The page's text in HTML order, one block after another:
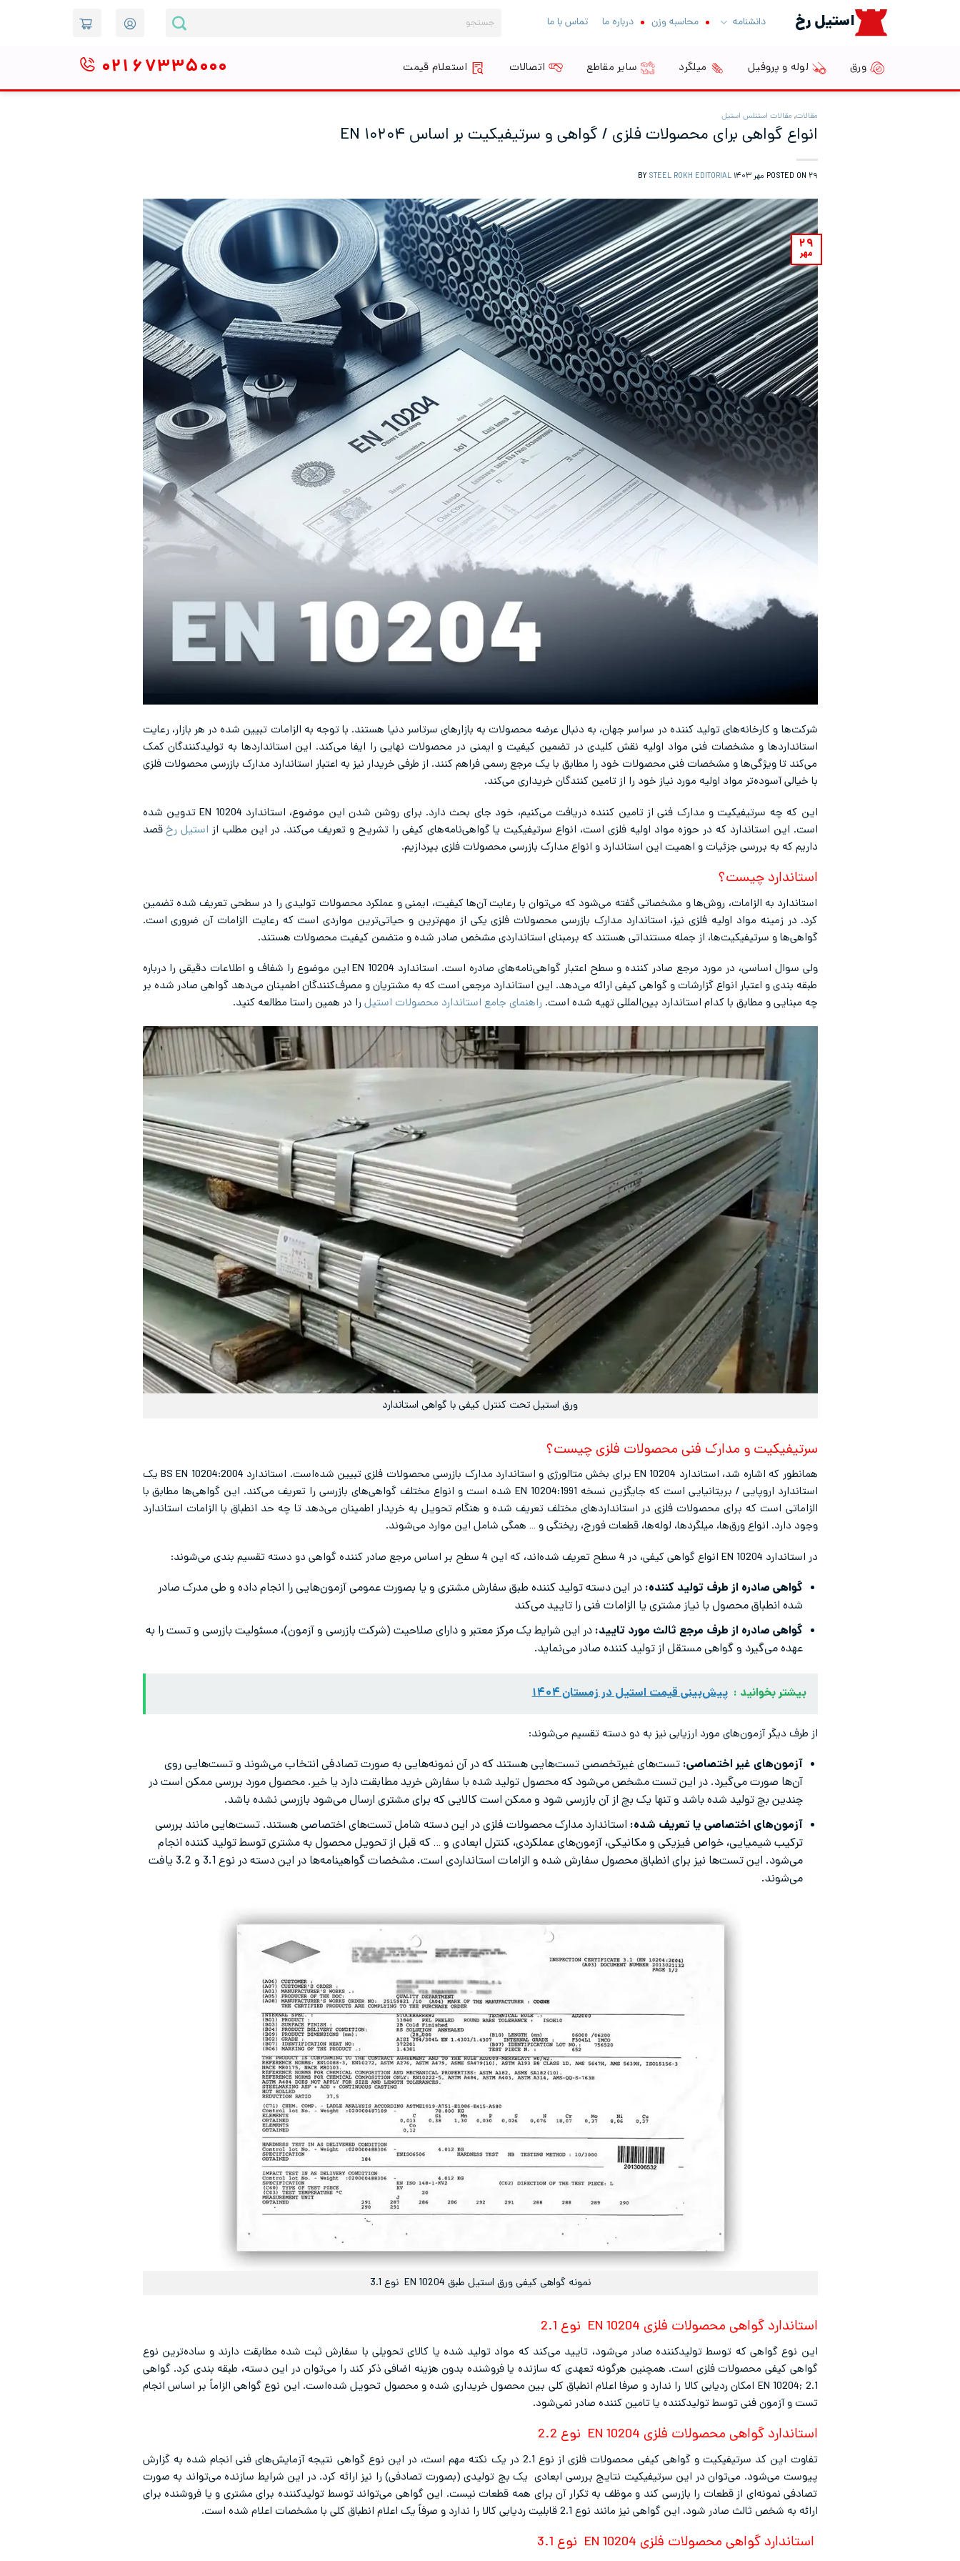
استیل رخ دانشنامه محاسبه وزن درباره ما تماس با ما
برای:
ورق لوله و پروفیل میلگرد سایر مقاطع اتصالات استعلام قیمت ۰۲۱ ۶۷۳۳۵۰۰۰
مقالات, مقالات استنلس استیل
انواع گواهی برای محصولات فلزی / گواهی و سرتیفیکیت بر اساس EN ۱۰۲۰۴
POSTED ON ۲۹ مهر ۱۴۰۳ BY
STEEL ROKH EDITORIAL
۲۹
مهر
شرکت‌ها‌ و کارخانه‌های تولید کننده در سراسر جهان، به دنبال عرضه محصولات به بازارهای سرتاسر دنیا هستند. با توجه به الزامات تبیین شده در هر بازار، رعایت
استانداردها و مشخصات فنی مواد اولیه نقش کلیدی در تضمین کیفیت و ایمنی در محصولات نهایی را ایفا می‌کند. این استانداردها به تولیدکنندگان کمک
می‌کند تا ویژگی‌ها و مشخصات فنی محصولات خود را مطابق با یک مرجع رسمی فراهم کنند. از طرفی خریدار نیز به اعتبار استاندارد مدارک بازرسی محصولات فلزی
با خیالی آسوده‌تر مواد اولیه مورد نیاز خود را از تامین کنندگان خریداری می‌کند.
این که چه سرتیفیکیت و مدارک فنی از تامین کننده دریافت می‌کنیم، خود جای بحث دارد. برای روشن شدن این موضوع، استاندارد EN 10204 تدوین شده
است. این استاندارد که در حوزه مواد اولیه فلزی است، انواع سرتیفیکیت یا گواهی‌نامه‌های کیفی را تشریح و تعریف می‌کند. در این مطلب ازاستیل رخقصد
داریم که به بررسی جزئیات و اهمیت این استاندارد و انواع مدارک بازرسی محصولات فلزی بپردازیم.
استاندارد چیست؟
استاندارد به الزامات، روش‌ها و مشخصاتی گفته می‌شود که می‌توان با رعایت آن‌ها کیفیت، ایمنی و عملکرد محصولات تولیدی را در سطحی تعریف شده تضمین
کرد. در زمینه مواد اولیه فلزی نیز، استاندارد مدارک بازرسی محصولات فلزی یکی از مهم‌ترین و حیاتی‌ترین مواردی است که رعایت الزامات آن ضروری است.
گواهی‌ها و سرتیفیکیت‌ها، از جمله مستنداتی هستند که برمبنای استانداردی مشخص صادر شده و متضمن کیفیت محصولات هستند.
ولی سوال اساسی، در مورد مرجع صادر کننده و سطح اعتبار گواهی‌نامه‌های صادره است. استاندارد EN 10204 این موضوع را شفاف و اطلاعات دقیقی را درباره
طبقه بندی و اعتبار انواع گزارشات و گواهی‌ کیفی ارائه می‌دهد. این استاندارد مرجعی است که به مشتریان و مصرف‌کنندگان اطمینان می‌دهد گواهی صادر شده بر
چه مبنایی و مطابق با کدام استاندارد بین‌المللی تهیه شده است. راهنمای جامع استاندارد محصولات استیلرا در همین راستا مطالعه کنید.
ورق استیل تحت کنترل کیفی با گواهی استاندارد
سرتیفیکیت و مدارک فنی محصولات فلزی چیست؟
همانطور که اشاره شد، استاندارد EN 10204 برای بخش متالورژی و استاندارد مدارک بازرسی محصولات فلزی تبیین شده‌است. استاندارد BS EN 10204:2004 یک
استاندارد اروپایی / بریتانیایی است که جایگزین نسخه EN 10204:1991 شده است و انواع مختلف گواهی‌های بازرسی را تعریف می‌کند. این گواهی‌ها مطابق با
الزاماتی است که برای محصولات فلزی در استانداردهای مختلف تعریف شده و هنگام تحویل به خریدار اطمینان می‌دهد تا چه حد انطباق با الزامات استاندارد
وجود دارد. انواع ورق‌ها، میلگردها، لوله‌ها، قطعات فورج، ریختگی و … همگی شامل این موارد می‌شوند.
در استاندارد EN 10204 انواع گواهی کیفی، در 4 سطح تعریف شده‌اند، که این 4 سطح بر اساس مرجع صادر کننده گواهی دو دسته تقسیم بندی می‌شوند:
گواهی صادره از طرف تولید کننده: در این دسته تولید کننده طبق سفارش مشتری و یا بصورت عمومی آزمون‌هایی را انجام داده و طی مدرک صادر
شده انطباق محصول با نیاز مشتری یا الزامات فنی را تایید می‌کند
گواهی صادره از طرف مرجع ثالث مورد تایید: در این شرایط یک مرکز معتبر و دارای صلاحیت (شرکت بازرسی و آزمون)، مسئولیت بازرسی و تست را به
عهده می‌گیرد و گواهی مستقل از تولید کننده صادر می‌نماید.
بیشتر بخوانید : پیش‌بینی قیمت استیل در زمستان ۱۴۰۴
از طرف دیگر آزمون‌های مورد ارزیابی نیز به دو دسته تقسیم می‌شوند:
آزمون‌های غیر اختصاصی: تست‌های غیرتخصصی تست‌هایی هستند که در آن نمونه‌هایی به صورت تصادفی انتخاب می‌شوند و تست‌هایی روی
آن‌ها صورت می‌گیرد. در این تست مشخص می‌شود که محصول تولید شده با سفارش خرید مطابقت دارد یا خیر. محصول مورد بررسی ممکن است در
چندین بچ تولید شده باشد و تنها یک بچ از آن بازرسی ‌‌شود و ممکن است کالایی که برای مشتری ارسال می‌شود بازرسی نشده باشد.
آزمون‌های اختصاصی یا تعریف شده: استاندارد مدارک محصولات فلزی در این دسته شامل تست‌های اختصاصی هستند. تست‌هایی مانند بررسی
ترکیب شیمیایی، خواص فیزیکی و مکانیکی، آزمون‌های عملکردی، کنترل ابعادی و … که قبل از تحویل محصول به مشتری توسط تولید کننده انجام
می‌شود. این تست‌ها نیز برای انطباق محصول سفارش شده و الزامات استانداردی است. مشخصات گواهینامه‌ها در این دسته در نوع 3.1 و 3.2 یافت
می‌شوند.
نمونه گواهی کیفی ورق استیل طبق EN 10204 نوع 3.1
استاندارد گواهی محصولات فلزی EN 10204 نوع 2.1
این نوع گواهی که توسط تولیدکننده صادر می‌شود، تایید می‌کند که مواد تولید شده یا کالای تحویلی با سفارش ثبت شده مطابقت دارند و ساده‌ترین نوع
گواهی کیفی محصولات فلزی است. همچنین هرگونه تعهدی که سازنده یا فروشنده بدون هزینه اضافی ذکر کند را می‌توان در این دسته، طبقه بندی کرد. گواهی
EN 10204; 2.1 امکان ردیابی کالا را ندارد و صرفا اعلام انطباق کلی بین محصول خریداری شده و محصول تحویل شده‌است. این نوع گواهی الزاماً بر اساس انجام
تست و آزمون فنی توسط تولیدکننده یا تامین کننده صادر نمی‌شود.
استاندارد گواهی محصولات فلزی EN 10204 نوع 2.2
تفاوت این کد سرتیفیکیت و گواهی کیفی محصولات فلزی از نوع 2.1 در یک نکته مهم است، در این نوع گواهی نتیجه آزمایش‌های فنی انجام شده به گزارش
پیوست می‌شود. می‌توان در این سرتیفیکیت نتایج بررسی ابعادی یک بچ تولیدی (بصورت تصادفی) را نیز ارائه کرد. در این شرایط سازنده می‌تواند به صورت
تصادفی نمونه‌ای از قطعات را بازرسی کند و موظف به تکرار آن برای همه قطعات نیست. این گواهی می‌تواند توسط تولیدکننده برای مشتری و یا فروشنده برای
ارائه به شخص ثالث صادر شود. این گواهی نیز مانند نوع 2.1 قابلیت ردیابی کالا را ندارد و صرفاً یک اعلام انطباق کلی با مشخصات اعلام شده است.
استاندارد گواهی محصولات فلزی EN 10204 نوع 3.1